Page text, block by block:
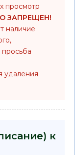
просмотр
ЗАПРЕЩЕН!
наличие
удаления
к